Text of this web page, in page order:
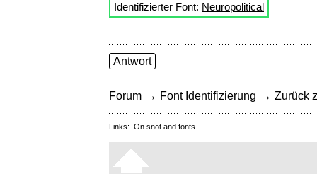
Identifizierter Font: Neuropolitical
Antwort
Forum → Font Identifizierung → Zurück
Links: On snot and fonts